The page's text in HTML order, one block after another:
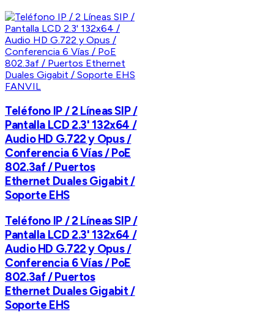
FANVIL
Teléfono IP / 2 Líneas SIP /
Pantalla LCD 2.3' 132x64 /
Audio HD G.722 y Opus /
Conferencia 6 Vías / PoE
802.3af / Puertos
Ethernet Duales Gigabit /
Soporte EHS
Teléfono IP / 2 Líneas SIP /
Pantalla LCD 2.3' 132x64 /
Audio HD G.722 y Opus /
Conferencia 6 Vías / PoE
802.3af / Puertos
Ethernet Duales Gigabit /
Soporte EHS